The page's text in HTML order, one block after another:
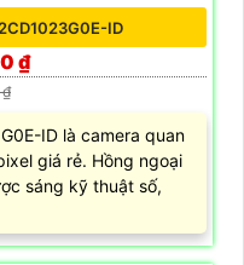
ID
₫
ID là camera quan
giá rẻ. Hồng ngoại
sáng kỹ thuật số,